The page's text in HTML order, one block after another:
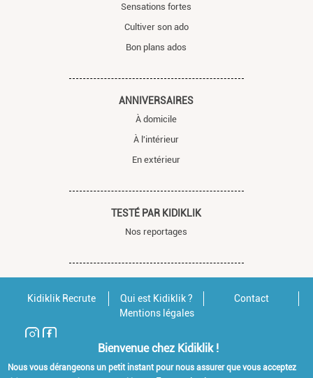
Sensations fortes
Cultiver son ado
Bon plans ados
ANNIVERSAIRES
À domicile
À l'intérieur
En extérieur
TESTÉ PAR KIDIKLIK
Nos reportages
Kidiklik Recrute Qui est Kidiklik ?
Contact
Mentions légales
Bienvenue chez Kidiklik !
Nous vous dérangeons un petit instant pour nous assurer que vous acceptez